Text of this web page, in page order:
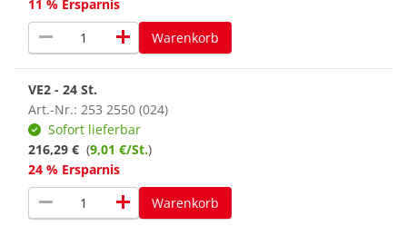
11 % Ersparnis
remove add Warenkorb
VE2 - 24 St.
Art.-Nr.: 253 2550 (024)
Sofort lieferbar
216,29 € (9,01 €/St.)
24 % Ersparnis
remove add Warenkorb